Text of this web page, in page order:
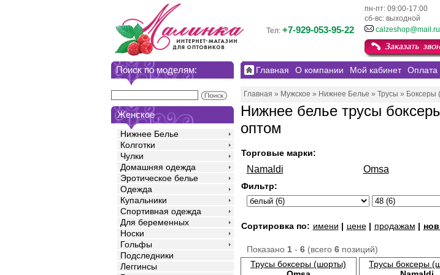
пн-пт: 09:00-17:00
сб-вс: выходной
Тел: +7-929-053-95-22 calzeshop@mail.ru
Поиск по моделям:
Женское
Нижнее Белье
Колготки
Чулки
Домашняя одежда
Эротическое белье
Одежда
Купальники
Спортивная одежда
Для беременных
Носки
Гольфы
Подследники
Леггинсы
Главная О компании Мой кабинет Оплата
Главная » Мужское » Нижнее Белье » Трусы » Боксеры
Нижнее белье трусы
оптом
Торговые марки:
Namaldi Omsa
Фильтр:
Сортировка по: имени | цене| продажам |
Показано 1- 6(всего 6позиций)
Трусы боксеры (шорты)
Трусы боксеры